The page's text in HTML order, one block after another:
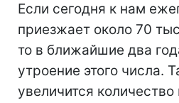
Если сегодня к нам
приезжает около 70
то в ближайшие два
утроение этого числа.
увеличится